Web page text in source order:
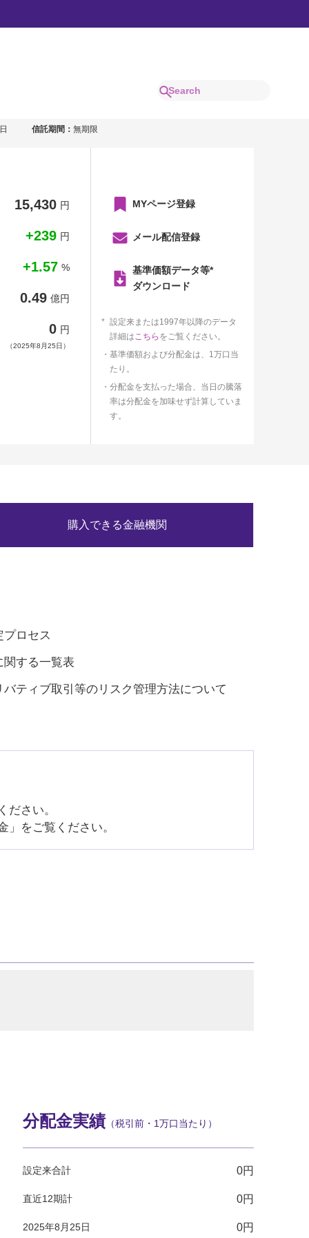
信託期間： 無期限
15,430 円
+239 円
+1.57 %
0.49 億円
0 円
（2025年8月25日）
MYページ登録
メール配信登録
基準価額データ等*
ダウンロード
設定来または1997年以降のデータ
詳細はこちら をご覧ください。
基準価額および分配金は、1万口当
たり。
分配金を支払った場合、当日の騰落
率は分配金を加味せず計算していま
す。
購入できる金融機関
プロセス
関する一覧表
ティブ取引等のリスク管理方法について
さい。
をご覧ください。
分配金実績 （税引前・1万口当たり）
設定来合計 0円
直近12期計 0円
2025年8月25日 0円